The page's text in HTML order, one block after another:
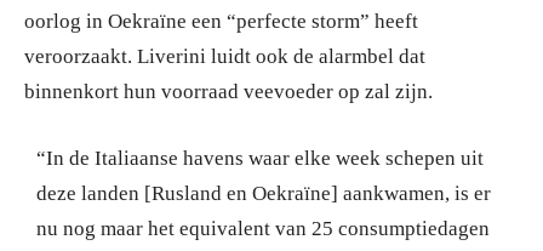
oorlog in Oekraïne een “perfecte storm” heeft
veroorzaakt. Liverini luidt ook de alarmbel dat
binnenkort hun voorraad veevoeder op zal zijn.
“In de Italiaanse havens waar elke week schepen uit
deze landen [Rusland en Oekraïne] aankwamen, is er
nu nog maar het equivalent van 25 consumptiedagen